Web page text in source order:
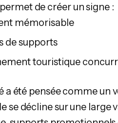
de créer un signe :
mémorisable
de supports
touristique
a été pensée comme un
se décline sur une large